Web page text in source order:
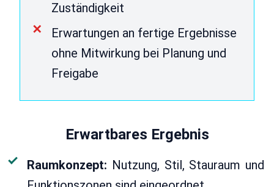
Zuständigkeit
Erwartungen an fertige Ergebnisse
ohne Mitwirkung bei Planung und
Freigabe
Erwartbares Ergebnis
Raumkonzept: Nutzung, Stil, Stauraum und